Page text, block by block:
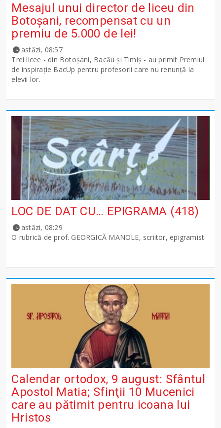
Mesajul unui director de liceu din
Botoșani, recompensat cu un
premiu de 5.000 de lei!
astăzi, 08:57
Trei licee - din Botoșani, Bacău și Timiș - au primit Premiul
de inspirație BacUp pentru profesorii care nu renunță la
elevii lor.
LOC DE DAT CU… EPIGRAMA (418)
astăzi, 08:29
O rubrică de prof. GEORGICĂ MANOLE, scriitor, epigramist
Calendar ortodox, 9 august: Sfântul
Apostol Matia; Sfinţii 10 Mucenici
care au pătimit pentru icoana lui
Hristos